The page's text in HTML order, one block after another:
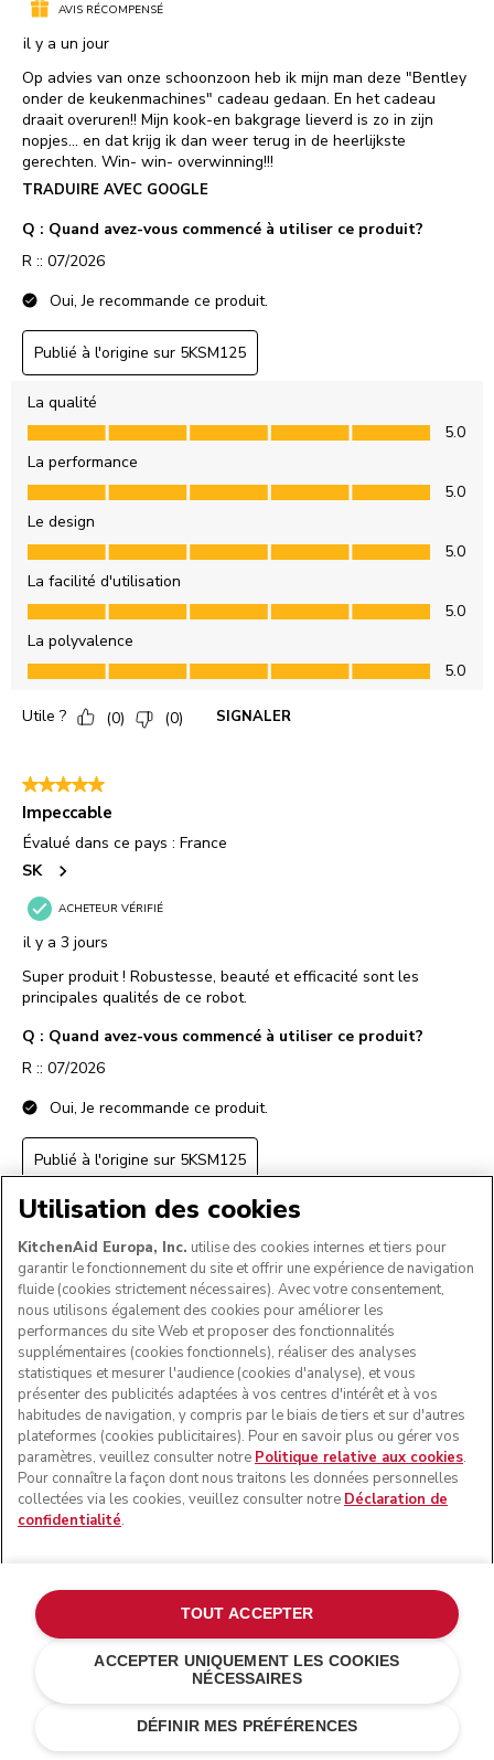
CHF 351,36
CHF 549.-
Économies de
Utilisation des cookies
KitchenAid Europa, Inc. utilise des cookies internes et tiers pour
garantir le fonctionnement du site et offrir une expérience de navigation
fluide (cookies strictement nécessaires). Avec votre consentement,
nous utilisons également des cookies pour améliorer les
performances du site Web et proposer des fonctionnalités
supplémentaires (cookies fonctionnels), réaliser des analyses
statistiques et mesurer l'audience (cookies d'analyse), et vous
présenter des publicités adaptées à vos centres d'intérêt et à vos
habitudes de navigation, y compris par le biais de tiers et sur d'autres
plateformes (cookies publicitaires). Pour en savoir plus ou gérer vos
paramètres, veuillez consulter notre Politique relative aux cookies.
Pour connaître la façon dont nous traitons les données personnelles
collectées via les cookies, veuillez consulter notre Déclaration de
confidentialité.
DÉFINIR MES PRÉFÉRENCES
ACCEPTER UNIQUEMENT LES COOKIES
NÉCESSAIRES
TOUT ACCEPTER